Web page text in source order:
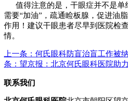
值得注意的是，干眼症并不是单
需要“加油”，疏通睑板腺，促进油
作用！建议干眼患者尽早到医院检
情。
上一条：何氏眼科防盲治盲工作被
条：望京报：北京何氏眼科医院助
联系我们